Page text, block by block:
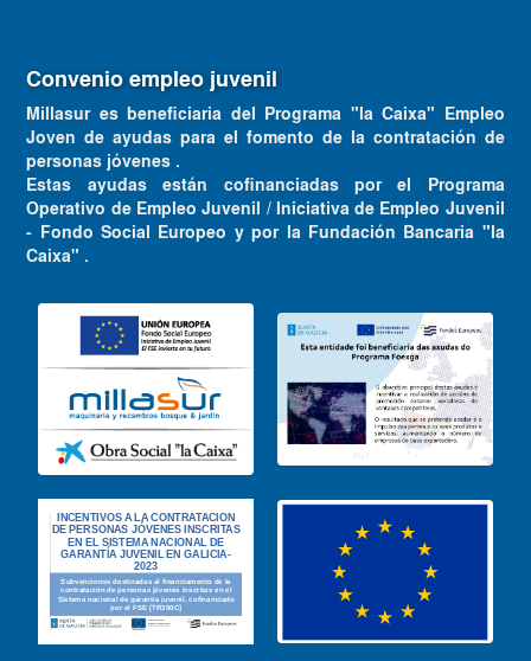
Convenio empleo juvenil
Millasur es beneficiaria del Programa "la Caixa" Empleo
Joven de ayudas para el fomento de la contratación de
personas jóvenes .
Estas ayudas están cofinanciadas por el Programa
Operativo de Empleo Juvenil / Iniciativa de Empleo Juvenil
- Fondo Social Europeo y por la Fundación Bancaria "la
Caixa" .